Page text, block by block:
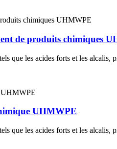
de produits chimiques
que les acides forts et les
UHMWPE
que les acides forts et les